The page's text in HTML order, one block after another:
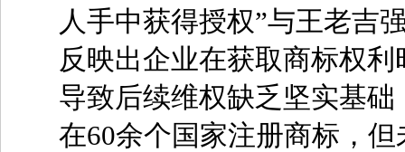
人手中获得授权”与王老吉
反映出企业在获取商标权
导致后续维权缺乏坚实基
在60余个国家注册商标，